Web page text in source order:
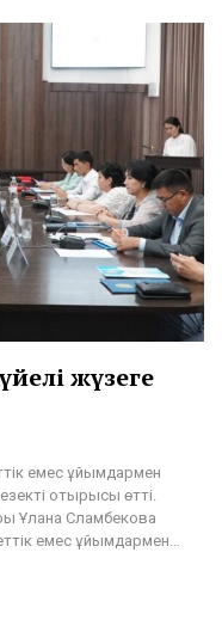
жүзеге
емес ұйымдармен
отырысы өтті.
Ұлана Сламбекова
емес ұйымдармен…